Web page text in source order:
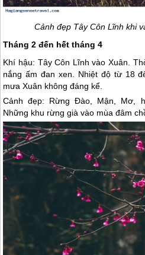
Cảnh đẹp Tây Côn Lĩnh khi
Tháng 2 đến hết tháng 4
Khí hậu: Tây Côn Lĩnh vào Xuân.
nắng ấm đan xen. Nhiệt độ từ 18
mưa Xuân không đáng kể.
Cảnh đẹp: Rừng Đào, Mận, Mơ,
Những khu rừng già vào mùa đâm